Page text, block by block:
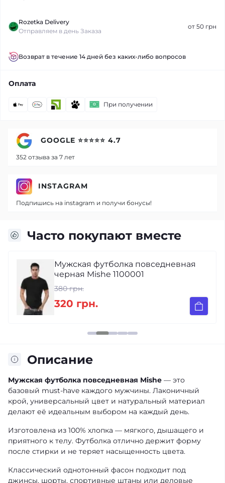
Rozetka Delivery
Отправляем в день Заказа
от 50 грн
Возврат в течение 14 дней без каких-либо вопросов
Оплата
При получении
Часто покупают вместе
Мужская футболка повседневная
черная Mishe 1100001
380 грн.
320 грн.
Описание
Мужская футболка повседневная Mishe — это
базовый must-have каждого мужчины. Лаконичный
крой, универсальный цвет и натуральный материал
делают её идеальным выбором на каждый день.
Изготовлена из 100% хлопка — мягкого, дышащего и
приятного к телу. Футболка отлично держит форму
после стирки и не теряет насыщенность цвета.
Классический однотонный фасон подходит под
джинсы, шорты, спортивные штаны или деловые
GOOGLE ⭐⭐⭐⭐⭐ 4.7
352 отзыва за 7 лет
INSTAGRAM
Подпишись на instagram и получи бонусы!